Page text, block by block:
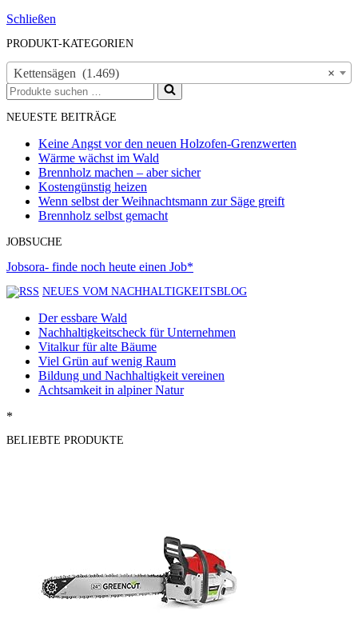
Schließen
PRODUKT-KATEGORIEN
×
Kettensägen (1.469)
Suchen
nach …
NEUESTE BEITRÄGE
Keine Angst vor den neuen Holzofen-Grenzwerten
Wärme wächst im Wald
Brennholz machen – aber sicher
Kostengünstig heizen
Wenn selbst der Weihnachtsmann zur Säge greift
Brennholz selbst gemacht
JOBSUCHE
Jobsora- finde noch heute einen Job*
NEUES VOM NACHHALTIGKEITSBLOG
Der essbare Wald
Nachhaltigkeitscheck für Unternehmen
Vitalkur für alte Bäume
Viel Grün auf wenig Raum
Bildung und Nachhaltigkeit vereinen
Achtsamkeit in alpiner Natur
*
BELIEBTE PRODUKTE